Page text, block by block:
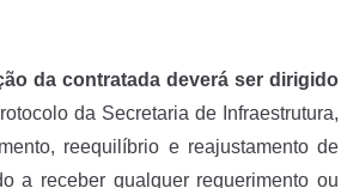
da contratada deverá ser dirigido
da Secretaria de Infraestrutura,
reequilíbrio e reajustamento de
a receber qualquer requerimento ou